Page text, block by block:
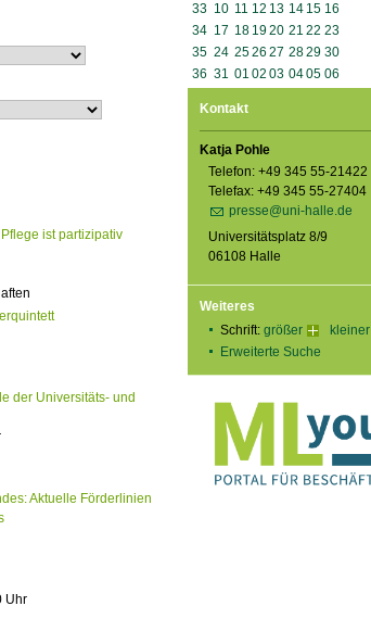
33 10 11 12 13 14 15 16
34 17 18 1920 21 22 23
35 24 2526 27 2829 30
36 31 01 02 03 0405 06
Kontakt
Katja Pohle
Telefon: +49 345 55-21422
Telefax: +49 345 55-27404
presse@uni-halle.de
Universitätsplatz 8/9
06108 Halle
Weiteres
Schrift: größer
kleiner
Erweiterte Suche
ist partizipativ
der Universitäts- und
Aktuelle Förderlinien
Uhr